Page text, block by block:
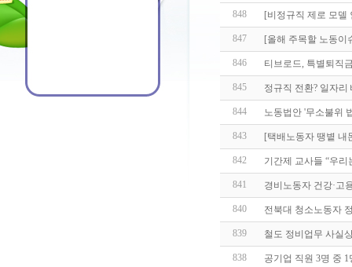
848 [비정규직 제로 모
847 [올해 주목할 노동
846 티브로드, 특별퇴직
845 정규직 전환? 일자
844 노동법안 '무소불위
843 [택배노동자 땡볕
842 기간제 교사들 “우
841 경비노동자 건강·고
840 전북대 청소노동자
839 철도 정비업무 사실
838 공기업 직원 3명 중